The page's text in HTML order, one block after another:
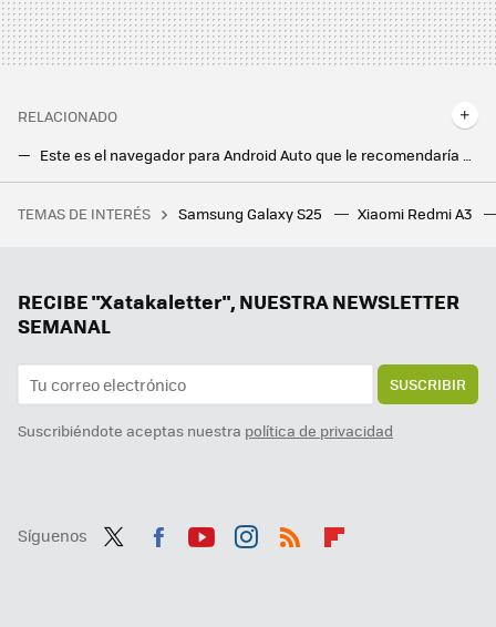
RELACIONADO
YouTube ha encontrado otro sitio donde bombardearte con anuncios en Android TV. No te va a gustar
La competitividad laboral en Corea del Sur empieza en las aulas de forma extrema: las familias gastan 723 euros al mes en los 'hagwon'
TEMAS DE INTERÉS Samsung Galaxy S25 Xiaomi Redmi A3
RECIBE "Xatakaletter", NUESTRA NEWSLETTER
SEMANAL
SUSCRIBIR
Suscribiéndote aceptas nuestra política de privacidad
Síguenos